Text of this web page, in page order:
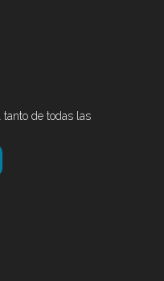
tanto de todas las